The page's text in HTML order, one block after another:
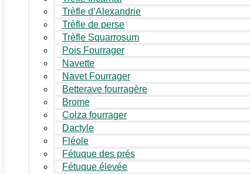
Trèfle d’Alexandrie
Trèfle de perse
Trèfle Squarrosum
Pois Fourrager
Navette
Navet Fourrager
Betterave fourragère
Brome
Colza fourrager
Dactyle
Fléole
Fétuque des prés
Fétuque élevée